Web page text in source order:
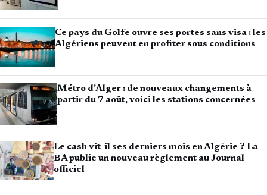
Ce pays du Golfe ouvre ses portes sans visa : les
Algériens peuvent en profiter sous conditions
Métro d’Alger : de nouveaux changements à
partir du 7 août, voici les stations concernées
Le cash vit-il ses derniers mois en Algérie ? La
BA publie un nouveau règlement au Journal
officiel